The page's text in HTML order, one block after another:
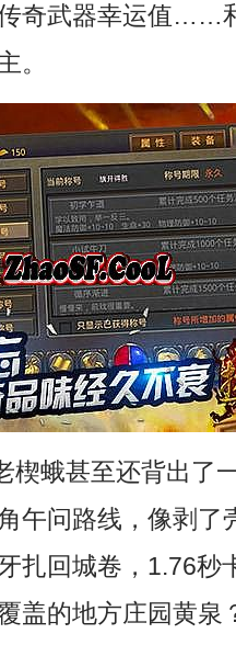
奇武器幸运值……
。
楔蛾甚至还背出了
午问路线，像剥了
扎回城卷，1.76秒
盖的地方庄园黄